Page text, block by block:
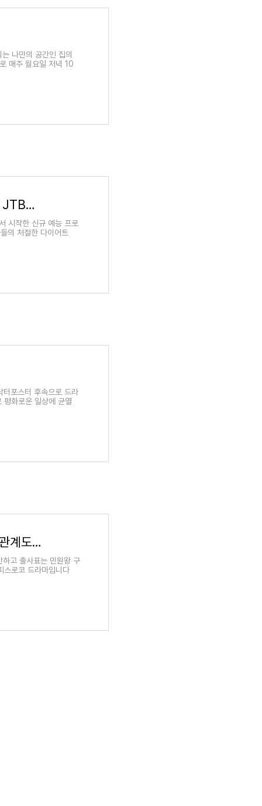
나만의 공간인 집의
매주 월요일 저녁 10
위대한 배태랑 재방송 다시보기 출연진 김호중 JTBC 무료 시청
시작한 신규 예능 프로
의 처절한 다이어트
포스터 후속으로 드라
평화로운 일상에 균열
드라마 출사표 재방송 다시보기 등장인물 인물관계도 몇부작 kbs 온에어
고 출사표는 민원왕 구
스로코 드라마입니다